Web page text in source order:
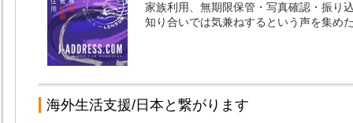
家族利用、無期限保管・写真確認・振り
知り合いでは気兼ねするという声を集め
海外生活支援/日本と繋がります